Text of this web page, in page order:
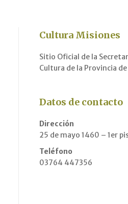
Cultura Misiones
Sitio Oficial de la
Cultura de la Provincia
Datos de contacto
Dirección
25 de mayo 1460 – 1er
Teléfono
03764 447356